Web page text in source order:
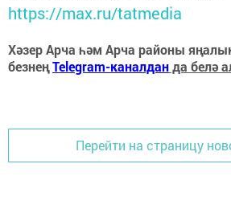
https://max.ru/tatmedia
Хәзер Арча һәм Арча районы
безнеңTelegram-каналданда белә
Перейти на страницу